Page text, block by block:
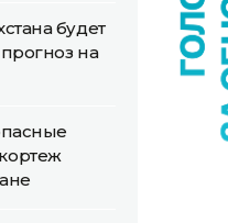
будет
на